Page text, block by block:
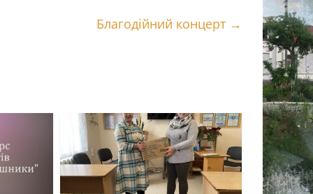
Благодійний концерт →